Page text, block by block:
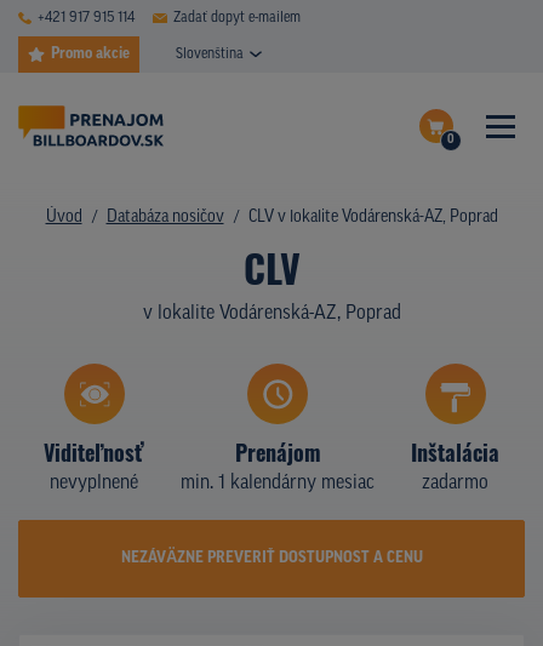
+421 917 915 114 Zadať dopyt e-mailem
Promo akcie Slovenština
0
Dokončiť dopyt
Zobraziť nosiče na mape
DATABÁZA NOSIČOV
PLOCHY V AKCII
TYPY NOSIČOV
Z PRAXE
Úvod Databáza nosičov CLV v lokalite Vodárenská-AZ, Poprad
CLV
v lokalite Vodárenská-AZ, Poprad
Viditeľnosť
nevyplnené
Prenájom
min. 1 kalendárny mesiac
Inštalácia
zadarmo
NEZÁVÄZNE PREVERIŤ DOSTUPNOST A CENU